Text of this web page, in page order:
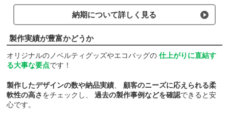
納期について詳しく見る
製作実績が豊富かどうか
オリジナルのノベルティグッズやエコバッグの 仕上がりに直結す
る大事な要点です！
製作したデザインの数や納品実績
顧客のニーズに応えられる柔
軟性の高さをチェックし、 過去の製作事例などを確認できると安
心です。